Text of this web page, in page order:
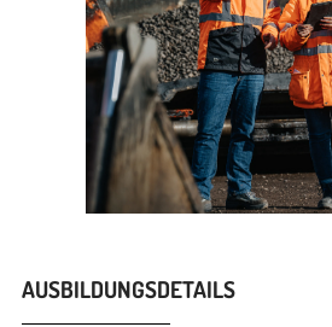
AUSBILDUNGSDETAILS